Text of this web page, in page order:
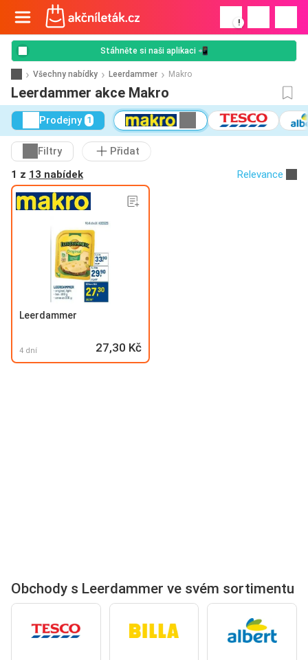
!
Stáhněte si naši aplikaci 📲
Všechny nabídky Leerdammer Makro
Leerdammer akce Makro
Prodejny 1
Filtry
Přidat
1 z 13 nabídek Relevance
Leerdammer
4 dní 27,30 Kč
Obchody s Leerdammer ve svém sortimentu